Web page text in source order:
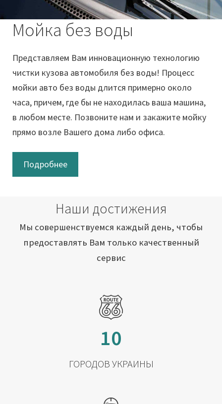
Мойка без воды
Представляем Вам инновационную технологию
чистки кузова автомобиля без воды! Процесс
мойки авто без воды длится примерно около
часа, причем, где бы не находилась ваша машина,
в любом месте. Позвоните нам и закажите мойку
прямо возле Вашего дома либо офиса.
Подробнее
Наши достижения
Мы совершенствуемся каждый день, чтобы
предоставлять Вам только качественный
сервис
10
ГОРОДОВ УКРАИНЫ